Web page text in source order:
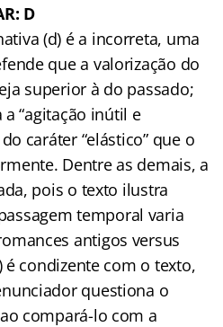
D
(d) é a incorreta, uma
que a valorização do
superior à do passado;
“agitação inútil e
caráter “elástico” que o
Dentre as demais, a
pois o texto ilustra
temporal varia
antigos versus
condizente com o texto,
questiona o
compará-lo com a